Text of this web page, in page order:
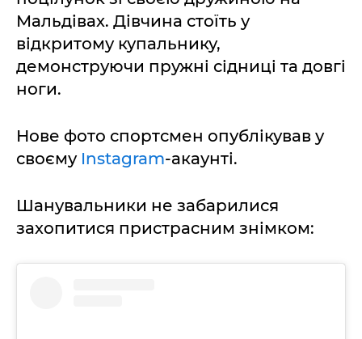
Мальдівах. Дівчина стоїть у
відкритому купальнику,
демонструючи пружні сідниці та довгі
ноги.
Нове фото спортсмен опублікував у
своєму Instagram-акаунті.
Шанувальники не забарилися
захопитися пристрасним знімком: